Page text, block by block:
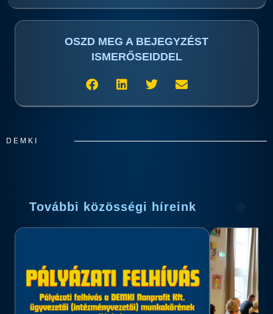
OSZD MEG A BEJEGYZÉST
ISMERŐSEIDDEL
DEMKI
További közösségi híreink